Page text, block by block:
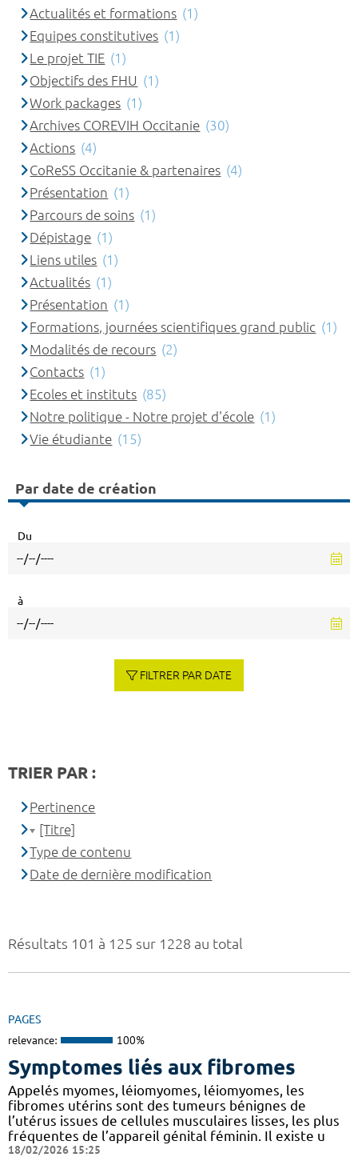
Résultats 101 à 125 sur 1228 au total
PAGES
relevance: 100%
Symptomes liés aux fibromes
Appelés myomes, léiomyomes, léiomyomes, les
fibromes utérins sont des tumeurs bénignes de
l’utérus issues de cellules musculaires lisses, les plus
fréquentes de l’appareil génital féminin. Il existe u
18/02/2026 15:25
Actualités et formations (1)
Equipes constitutives (1)
Le projet TIE (1)
Objectifs des FHU (1)
Work packages (1)
Archives COREVIH Occitanie (30)
Actions (4)
CoReSS Occitanie & partenaires (4)
Présentation (1)
Parcours de soins (1)
Dépistage (1)
Liens utiles (1)
Actualités (1)
Présentation (1)
Formations, journées scientifiques grand public (1)
Modalités de recours (2)
Contacts (1)
Ecoles et instituts (85)
Notre politique - Notre projet d'école (1)
Vie étudiante (15)
Par date de création
Du
à
FILTRER PAR DATE
TRIER PAR :
Pertinence
[Titre]
Type de contenu
Date de dernière modification